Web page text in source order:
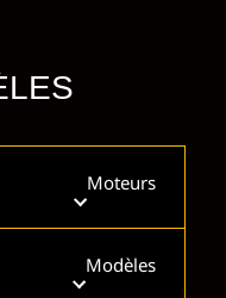
Moteurs
Modèles